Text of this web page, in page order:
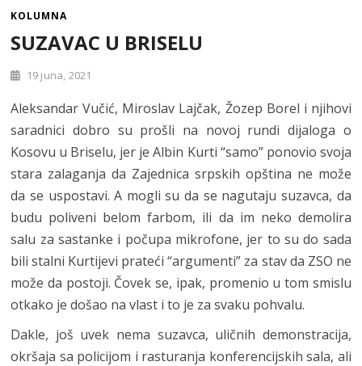
KOLUMNA
SUZAVAC U BRISELU
19 juna, 2021
Aleksandar Vučić, Miroslav Lajčak, Žozep Borel i njihovi
saradnici dobro su prošli na novoj rundi dijaloga o
Kosovu u Briselu, jer je Albin Kurti “samo” ponovio svoja
stara zalaganja da Zajednica srpskih opština ne može
da se uspostavi. A mogli su da se nagutaju suzavca, da
budu poliveni belom farbom, ili da im neko demolira
salu za sastanke i počupa mikrofone, jer to su do sada
bili stalni Kurtijevi prateći “argumenti” za stav da ZSO ne
može da postoji. Čovek se, ipak, promenio u tom smislu
otkako je došao na vlast i to je za svaku pohvalu.
Dakle, još uvek nema suzavca, uličnih demonstracija,
okršaja sa policijom i rasturanja konferencijskih sala, ali